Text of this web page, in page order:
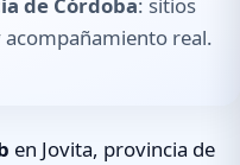
de Córdoba: sitios
real.
en Jovita, provincia de